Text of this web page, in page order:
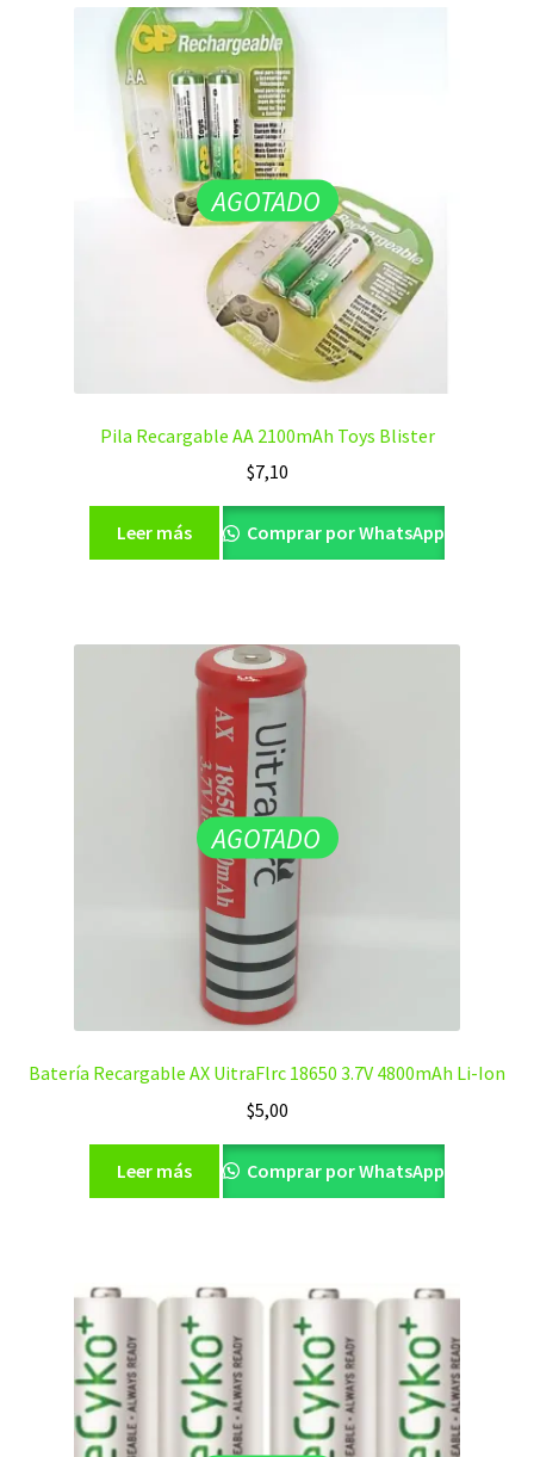
AGOTADO
Pila Recargable AA 2100mAh Toys Blister
$7,10
Leer más Comprar por WhatsApp
AGOTADO
Batería Recargable AX UitraFlrc 18650 3.7V 4800mAh Li-Ion
$5,00
Leer más Comprar por WhatsApp